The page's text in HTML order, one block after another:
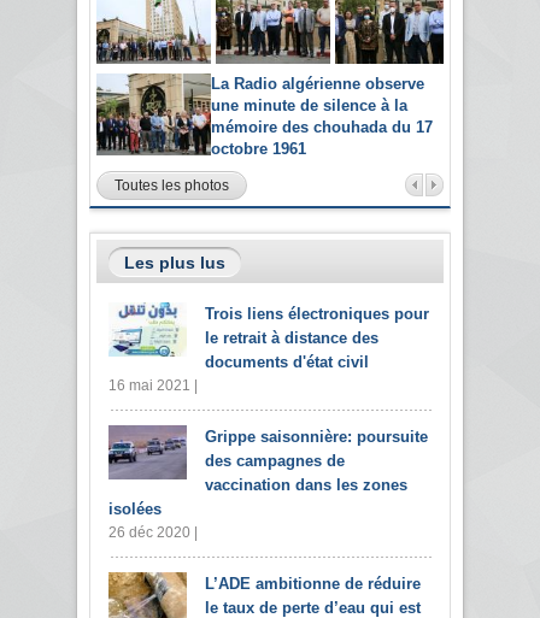
La Radio algérienne observe
une minute de silence à la
mémoire des chouhada du 17
octobre 1961
Toutes les photos
Les plus lus
Trois liens électroniques pour
le retrait à distance des
documents d'état civil
16 mai 2021 |
Grippe saisonnière: poursuite
des campagnes de
vaccination dans les zones
isolées
26 déc 2020 |
L’ADE ambitionne de réduire
le taux de perte d’eau qui est